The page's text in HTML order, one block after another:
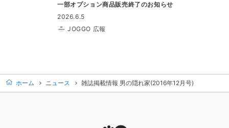
一部オプション商品販売終了のお知らせ
2026.6.5
JOGGO 広報
ホーム ニュース 雑誌掲載情報 男の隠れ家(2016年12月号)